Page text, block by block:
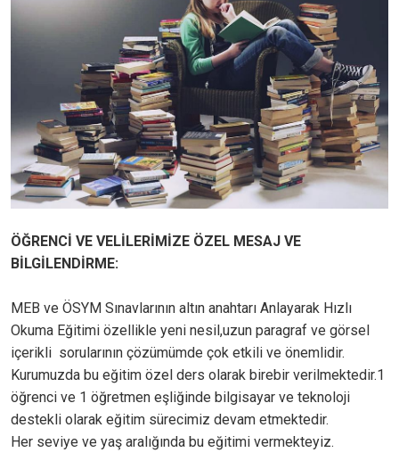
ÖĞRENCİ VE VELİLERİMİZE ÖZEL MESAJ VE
BİLGİLENDİRME:
MEB ve ÖSYM Sınavlarının altın anahtarı Anlayarak Hızlı
Okuma Eğitimi özellikle yeni nesil,uzun paragraf ve görsel
içerikli sorularının çözümümde çok etkili ve önemlidir.
Kurumuzda bu eğitim özel ders olarak birebir verilmektedir.1
öğrenci ve 1 öğretmen eşliğinde bilgisayar ve teknoloji
destekli olarak eğitim sürecimiz devam etmektedir.
Her seviye ve yaş aralığında bu eğitimi vermekteyiz.